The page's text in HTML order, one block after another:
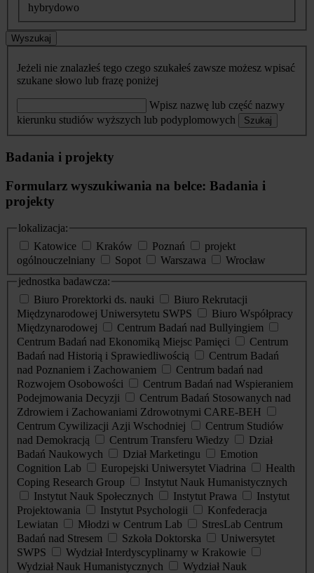
hybrydowo
Wyszukaj
Jeżeli nie znalazłeś tego czego szukałeś zawsze możesz wpisać
szukane słowo lub frazę poniżej
Wpisz nazwę lub część nazwy
kierunku studiów wyższych lub podyplomowych
Szukaj
Badania i projekty
Formularz wyszukiwania na belce: Badania i
projekty
lokalizacja:
Katowice
Kraków Poznań
projekt
ogólnouczelniany
Sopot Warszawa
Wrocław
jednostka badawcza:
Biuro Prorektorki ds. nauki
Biuro Rekrutacji
Międzynarodowej Uniwersytetu SWPS
Biuro Współpracy
Międzynarodowej
Centrum Badań nad Bullyingiem
Centrum Badań nad Ekonomiką Miejsc Pamięci
Centrum
Badań nad Historią i Sprawiedliwością
Centrum Badań
nad Poznaniem i Zachowaniem
Centrum badań nad
Rozwojem Osobowości
Centrum Badań nad Wspieraniem
Podejmowania Decyzji
Centrum Badań Stosowanych nad
Zdrowiem i Zachowaniami Zdrowotnymi CARE-BEH
Centrum Cywilizacji Azji Wschodniej
Centrum Studiów
nad Demokracją
Centrum Transferu Wiedzy
Dział
Badań Naukowych
Dział Marketingu
Emotion
Cognition Lab
Europejski Uniwersytet Viadrina
Health
Coping Research Group
Instytut Nauk Humanistycznych
Instytut Nauk Społecznych
Instytut Prawa
Instytut
Projektowania
Instytut Psychologii
Konfederacja
Lewiatan
Młodzi w Centrum Lab
StresLab Centrum
Badań nad Stresem
Szkoła Doktorska
Uniwersytet
SWPS
Wydział Interdyscyplinarny w Krakowie
Wydział Nauk Humanistycznych
Wydział Nauk